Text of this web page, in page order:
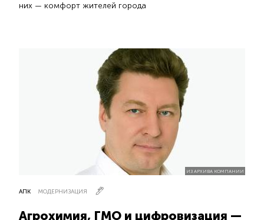
них — комфорт жителей города
ИЗ АРХИВА КОМПАНИИ
АПК МОДЕРНИЗАЦИЯ
Агрохимия, ГМО и цифровизация —